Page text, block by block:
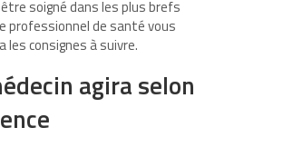
soigné dans les plus brefs
professionnel de santé vous
les consignes à suivre.
agira selon